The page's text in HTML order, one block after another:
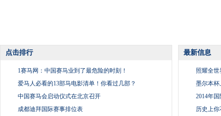
点击排行
1赛马网：中国赛马业到了最危险的时刻！
爱马人必看的13部马电影清单！你看过几部？
中国赛马会启动仪式在北京召开
成都迪拜国际赛事排位表
最新信息
照耀全
墨尔本杯
2014年
历史上